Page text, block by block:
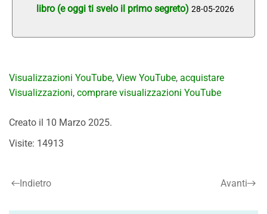
libro (e oggi ti svelo il primo segreto) 28-05-2026
Visualizzazioni YouTube, View YouTube, acquistare
Visualizzazioni, comprare visualizzazioni YouTube
Creato il 10 Marzo 2025.
Visite: 14913
Indietro Avanti